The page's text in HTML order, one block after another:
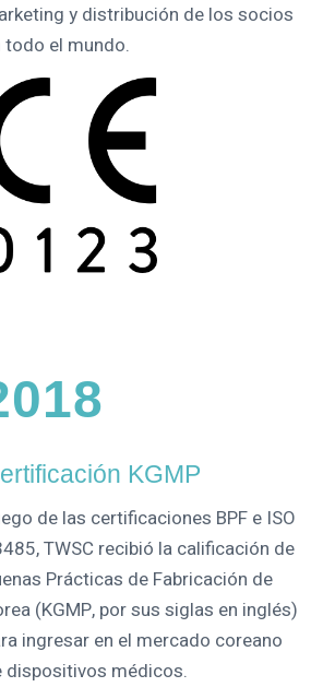
y distribución de los socios
todo el mundo.
KGMP
de las certificaciones BPF e ISO
TWSC recibió la calificación de
Prácticas de Fabricación de
(KGMP, por sus siglas en inglés)
ingresar en el mercado coreano
dispositivos médicos.